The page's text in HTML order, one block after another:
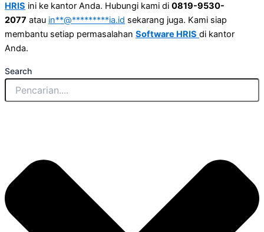
HRIS ini ke kantor Anda. Hubungi kami di 0819-9530-
2077 atau in**@*********ia.id sekarang juga. Kami siap
membantu setiap permasalahan Software HRIS di kantor
Anda.
Search